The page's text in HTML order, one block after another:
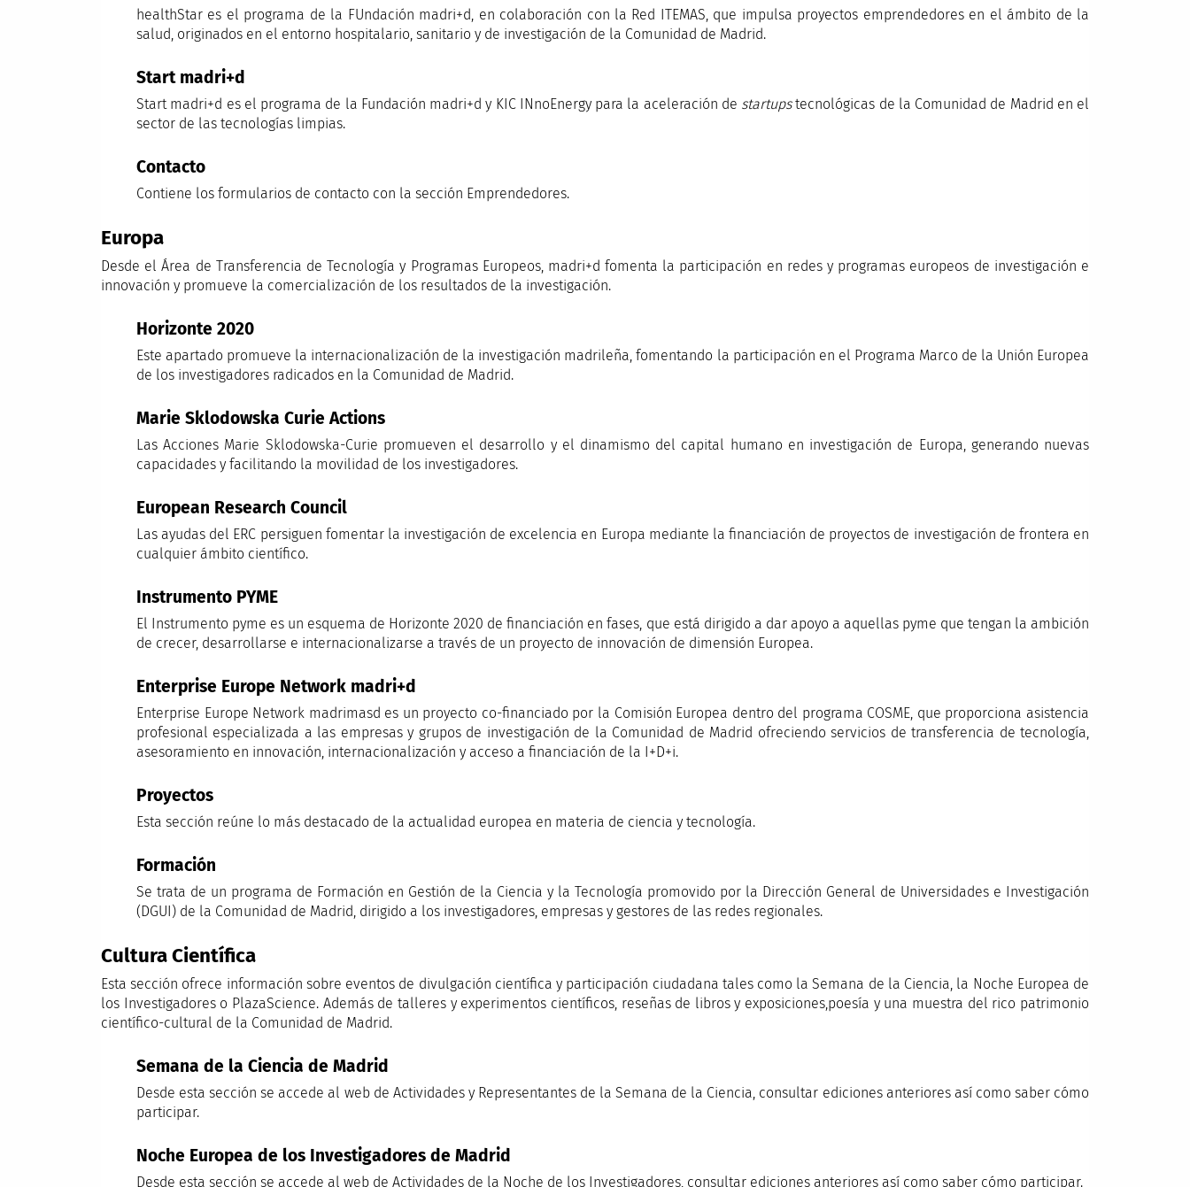
healthStar es el programa de la FUndación madri+d, en colaboración con la Red ITEMAS, que impulsa proyectos emprendedores en el ámbito de la
salud, originados en el entorno hospitalario, sanitario y de investigación de la Comunidad de Madrid.
Start madri+d
Start madri+d es el programa de la Fundación madri+d y KIC INnoEnergy para la aceleración de startupstecnológicas de la Comunidad de Madrid en el
sector de las tecnologías limpias.
Contacto
Contiene los formularios de contacto con la sección Emprendedores.
Europa
Desde el Área de Transferencia de Tecnología y Programas Europeos, madri+d fomenta la participación en redes y programas europeos de investigación e
innovación y promueve la comercialización de los resultados de la investigación.
Horizonte 2020
Este apartado promueve la internacionalización de la investigación madrileña, fomentando la participación en el Programa Marco de la Unión Europea
de los investigadores radicados en la Comunidad de Madrid.
Marie Sklodowska Curie Actions
Las Acciones Marie Sklodowska-Curie promueven el desarrollo y el dinamismo del capital humano en investigación de Europa, generando nuevas
capacidades y facilitando la movilidad de los investigadores.
European Research Council
Las ayudas del ERC persiguen fomentar la investigación de excelencia en Europa mediante la financiación de proyectos de investigación de frontera en
cualquier ámbito científico.
Instrumento PYME
El Instrumento pyme es un esquema de Horizonte 2020 de financiación en fases, que está dirigido a dar apoyo a aquellas pyme que tengan la ambición
de crecer, desarrollarse e internacionalizarse a través de un proyecto de innovación de dimensión Europea.
Enterprise Europe Network madri+d
Enterprise Europe Network madrimasd es un proyecto co-financiado por la Comisión Europea dentro del programa COSME, que proporciona asistencia
profesional especializada a las empresas y grupos de investigación de la Comunidad de Madrid ofreciendo servicios de transferencia de tecnología,
asesoramiento en innovación, internacionalización y acceso a financiación de la I+D+i.
Proyectos
Esta sección reúne lo más destacado de la actualidad europea en materia de ciencia y tecnología.
Formación
Se trata de un programa de Formación en Gestión de la Ciencia y la Tecnología promovido por la Dirección General de Universidades e Investigación
(DGUI) de la Comunidad de Madrid, dirigido a los investigadores, empresas y gestores de las redes regionales.
Cultura Científica
Esta sección ofrece información sobre eventos de divulgación científica y participación ciudadana tales como la Semana de la Ciencia, la Noche Europea de
los Investigadores o PlazaScience. Además de talleres y experimentos científicos, reseñas de libros y exposiciones,poesía y una muestra del rico patrimonio
científico-cultural de la Comunidad de Madrid.
Semana de la Ciencia de Madrid
Desde esta sección se accede al web de Actividades y Representantes de la Semana de la Ciencia, consultar ediciones anteriores así como saber cómo
participar.
Noche Europea de los Investigadores de Madrid
Desde esta sección se accede al web de Actividades de la Noche de los Investigadores, consultar ediciones anteriores así como saber cómo participar.